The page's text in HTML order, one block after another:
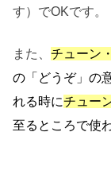
す）でOKです。
また、 チューン
の「どうぞ」の
れる時にチュー
至るところで使